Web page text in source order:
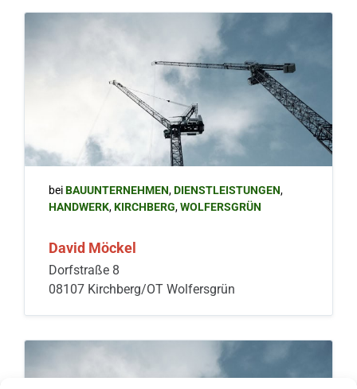
beiBAUUNTERNEHMEN,DIENSTLEISTUNGEN,
HANDWERK,KIRCHBERG,WOLFERSGRÜN
David Möckel
Dorfstraße 8
08107 Kirchberg/OT Wolfersgrün